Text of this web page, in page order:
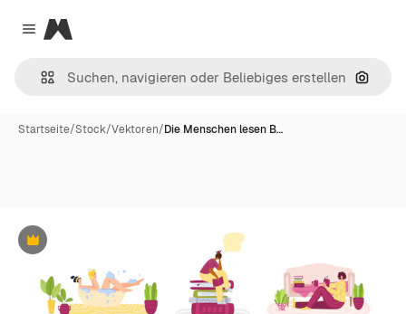
Close menu
Magnific
Nach
Startseite/Stock/Vektoren/Die Menschen lesen B…
Premium